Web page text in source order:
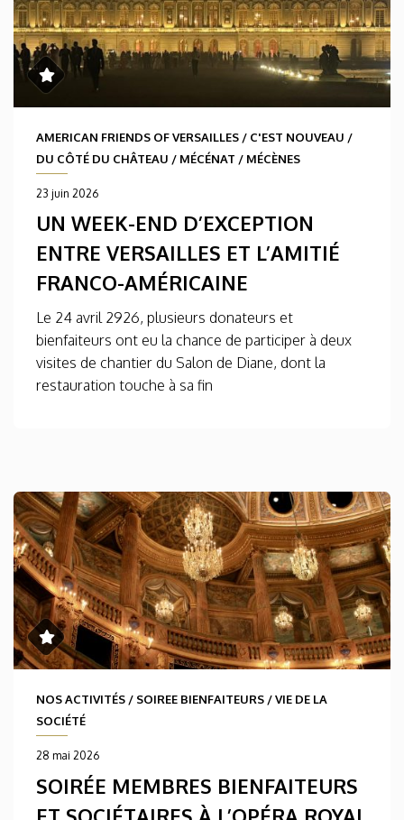
AMERICAN FRIENDS OF VERSAILLES / C'EST NOUVEAU /
DU CÔTÉ DU CHÂTEAU / MÉCÉNAT / MÉCÈNES
23 juin 2026
UN WEEK-END D’EXCEPTION
ENTRE VERSAILLES ET L’AMITIÉ
FRANCO-AMÉRICAINE
Le 24 avril 2926, plusieurs donateurs et
bienfaiteurs ont eu la chance de participer à deux
visites de chantier du Salon de Diane, dont la
restauration touche à sa fin
NOS ACTIVITÉS / SOIREE BIENFAITEURS /VIE DE LA
SOCIÉTÉ
28 mai 2026
SOIRÉE MEMBRES BIENFAITEURS